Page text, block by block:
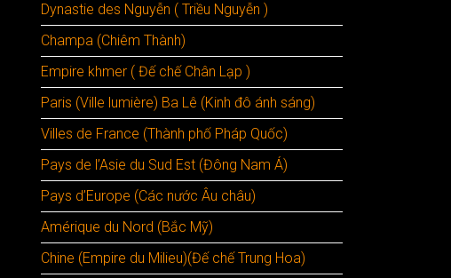
Dynastie des Nguyễn ( Triều Nguyễn )
Champa (Chiêm Thành)
Empire khmer ( Đế chế Chân Lạp )
Paris (Ville lumière) Ba Lê (Kinh đô ánh sáng)
Villes de France (Thành phố Pháp Quốc)
Pays de l’Asie du Sud Est (Đông Nam Á)
Pays d’Europe (Các nước Âu châu)
Amérique du Nord (Bắc Mỹ)
Chine (Empire du Milieu)(Đế chế Trung Hoa)